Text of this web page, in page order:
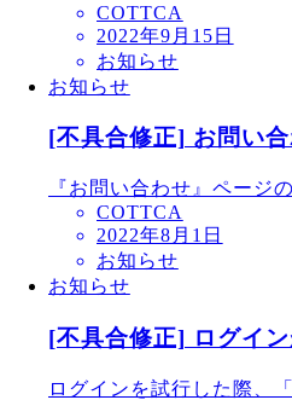
COTTCA
2022年9月15日
お知らせ
お知らせ
[不具合修正] お問い
『お問い合わせ』ページ
COTTCA
2022年8月1日
お知らせ
お知らせ
[不具合修正] ログイ
ログインを試行した際、